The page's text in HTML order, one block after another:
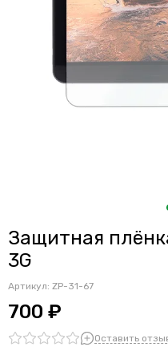
Защитная
3G
Артикул: ZP-31-67
700 ₽
Оставить